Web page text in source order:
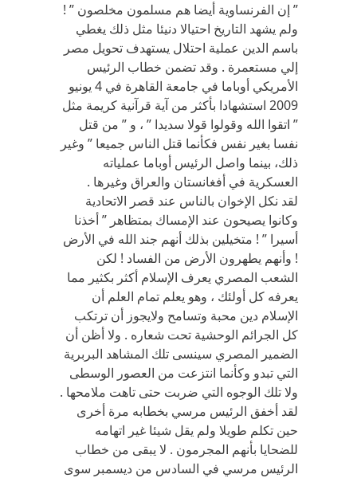
” إن الفرنساوية أيضا هم مسلمون مخلصون ” !
ولم يشهد التاريخ احتيالا دنيئا مثل ذلك يغطي
باسم الدين عملية احتلال يستهدف تحويل مصر
إلي مستعمرة . وقد تضمن خطاب الرئيس
الأمريكي أوباما في جامعة القاهرة في 4 يونيو
2009 استشهادا بأكثر من آية قرآنية كريمة مثل
” اتقوا الله وقولوا قولا سديدا ” ، و ” من قتل
نفسا بغير نفس فكأنما قتل الناس جميعا ” وغير
ذلك، بينما واصل الرئيس أوباما عملياته
العسكرية في أفغانستان والعراق وغيرها .
لقد نكل الإخوان بالناس عند قصر الاتحادية
وكانوا يصيحون عند الإمساك بمتظاهر ” أخذنا
أسيرا ” ! متخيلين بذلك أنهم جند الله في الأرض
! وأنهم يطهرون الأرض من الفساد ! لكن
الشعب المصري يعرف الإسلام أكثر بكثير مما
يعرفه كل أولئك ، وهو يعلم تمام العلم أن
الإسلام دين محبة وتسامح ولايجوز أن ترتكب
كل الجرائم الوحشية تحت شعاره . ولا أظن أن
الضمير المصري سينسى تلك المشاهد البربرية
التي تبدو وكأنما انتزعت من العصور الوسطى
ولا تلك الوجوه التي ضربت حتى تاهت ملامحها .
لقد أخفق الرئيس مرسي بخطابه مرة أخرى
حين تكلم طويلا ولم يقل شيئا غير اتهامه
للضحايا بأنهم المجرمون . لا يبقى من خطاب
الرئيس مرسي في السادس من ديسمبر سوى